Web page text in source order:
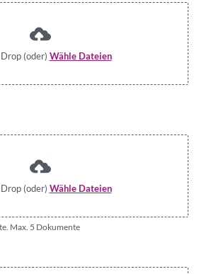
(oder) Wähle Dateien
(oder) Wähle Dateien
Max. 5 Dokumente